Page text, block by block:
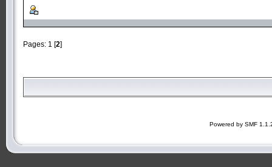
Pages: 1 [2]
Powered by SMF